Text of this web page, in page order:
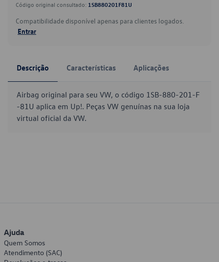
Código original consultado: 1SB880201F81U
Compatibilidade disponível apenas para clientes logados.
Entrar
Descrição Características Aplicações
Airbag original para seu VW, o código 1SB-880-201-F
-81U aplica em Up!. Peças VW genuínas na sua loja
virtual oficial da VW.
Ajuda
Quem Somos
Atendimento (SAC)